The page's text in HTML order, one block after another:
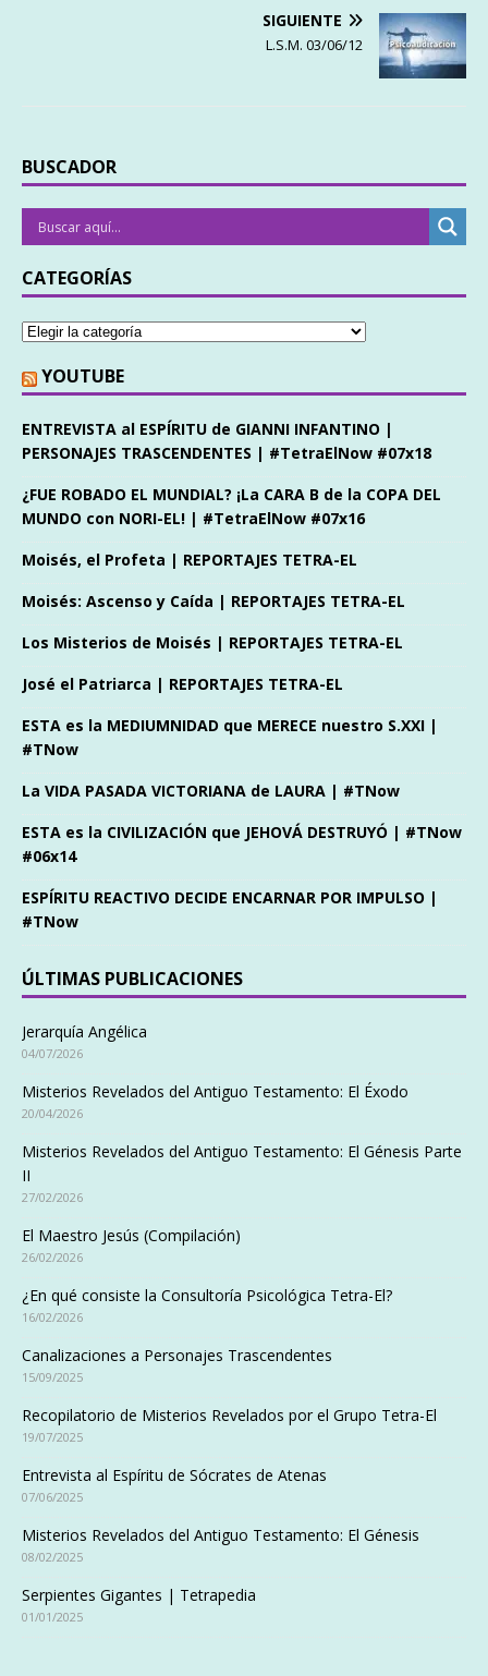
SIGUIENTE
L.S.M. 03/06/12
BUSCADOR
CATEGORÍAS
YOUTUBE
ENTREVISTA al ESPÍRITU de GIANNI INFANTINO |
PERSONAJES TRASCENDENTES | #TetraElNow #07x18
¿FUE ROBADO EL MUNDIAL? ¡La CARA B de la COPA DEL
MUNDO con NORI-EL! | #TetraElNow #07x16
Moisés, el Profeta | REPORTAJES TETRA-EL
Moisés: Ascenso y Caída | REPORTAJES TETRA-EL
Los Misterios de Moisés | REPORTAJES TETRA-EL
José el Patriarca | REPORTAJES TETRA-EL
ESTA es la MEDIUMNIDAD que MERECE nuestro S.XXI |
#TNow
La VIDA PASADA VICTORIANA de LAURA | #TNow
ESTA es la CIVILIZACIÓN que JEHOVÁ DESTRUYÓ | #TNow
#06x14
ESPÍRITU REACTIVO DECIDE ENCARNAR POR IMPULSO |
#TNow
ÚLTIMAS PUBLICACIONES
Jerarquía Angélica
04/07/2026
Misterios Revelados del Antiguo Testamento: El Éxodo
20/04/2026
Misterios Revelados del Antiguo Testamento: El Génesis Parte
II
27/02/2026
El Maestro Jesús (Compilación)
26/02/2026
¿En qué consiste la Consultoría Psicológica Tetra-El?
16/02/2026
Canalizaciones a Personajes Trascendentes
15/09/2025
Recopilatorio de Misterios Revelados por el Grupo Tetra-El
19/07/2025
Entrevista al Espíritu de Sócrates de Atenas
07/06/2025
Misterios Revelados del Antiguo Testamento: El Génesis
08/02/2025
Serpientes Gigantes | Tetrapedia
01/01/2025